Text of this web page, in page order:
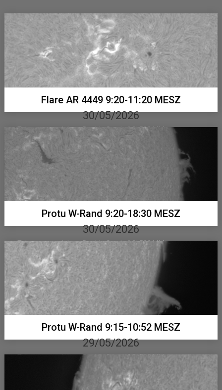
Flare AR 4449 9:20-11:20 MESZ
30/05/2026
Telementor mit Lunt Double Stack, ASI 533 MM...
Protu W-Rand 9:20-18:30 MESZ
30/05/2026
Telementor mit Lunt Double Stack, ASI 533 MM...
Protu W-Rand 9:15-10:52 MESZ
29/05/2026
Telementor mit Lunt Double Stack, ASI 533 MM...